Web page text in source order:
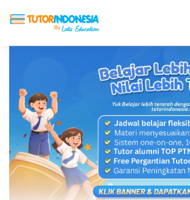
ABOUT US JADI
BIAYA LES TESTIMONI
BLOG DAFTAR SEKOLAH